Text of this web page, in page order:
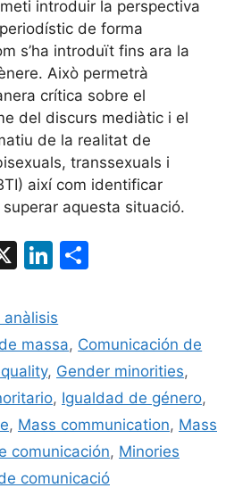
introduir la perspectiva
de forma
s’ha introduït fins ara la
Això permetrà
crítica sobre el
del discurs mediàtic i el
de la realitat de
transsexuals i
així com identificar
aquesta situació.
X
Li
k
e
dI
n
p
ar
te
ix
anàlisis
massa, Comunicación de
, Gender minorities,
, Igualdad de género,
, Mass communication, Mass
comunicación, Minories
comunicació